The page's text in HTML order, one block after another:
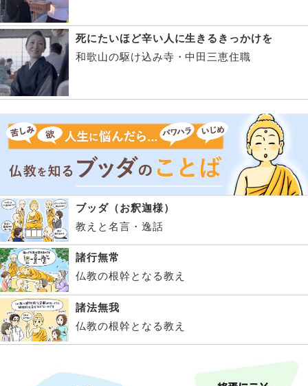
死にたいほど辛い人に生きるきっかけを
和歌山の駆け込み寺・中田三恵住職
ブッダ（お釈迦様）
教えと名言・逸話
諸行無常
仏教の根幹となる教え
諸法無我
仏教の根幹となる教え